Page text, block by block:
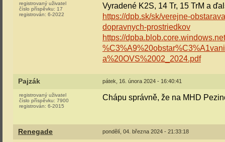
registrovaný uživatel
číslo příspěvku: 17
registrován: 6-2022
Vyradené K2S, 14 Tr, 15 TrM a
https://dpb.sk/sk/verejne-
dopravnych-prostriedkov
https://
a%20OVS%2002_2024.pdf
Pajzák pátek, 16. února 2024 - 16:40:41
registrovaný uživatel
číslo příspěvku: 7900
registrován: 6-2015
Chápu správně, že na MHD
Renegade pondělí, 04. března 2024 - 21:33:18